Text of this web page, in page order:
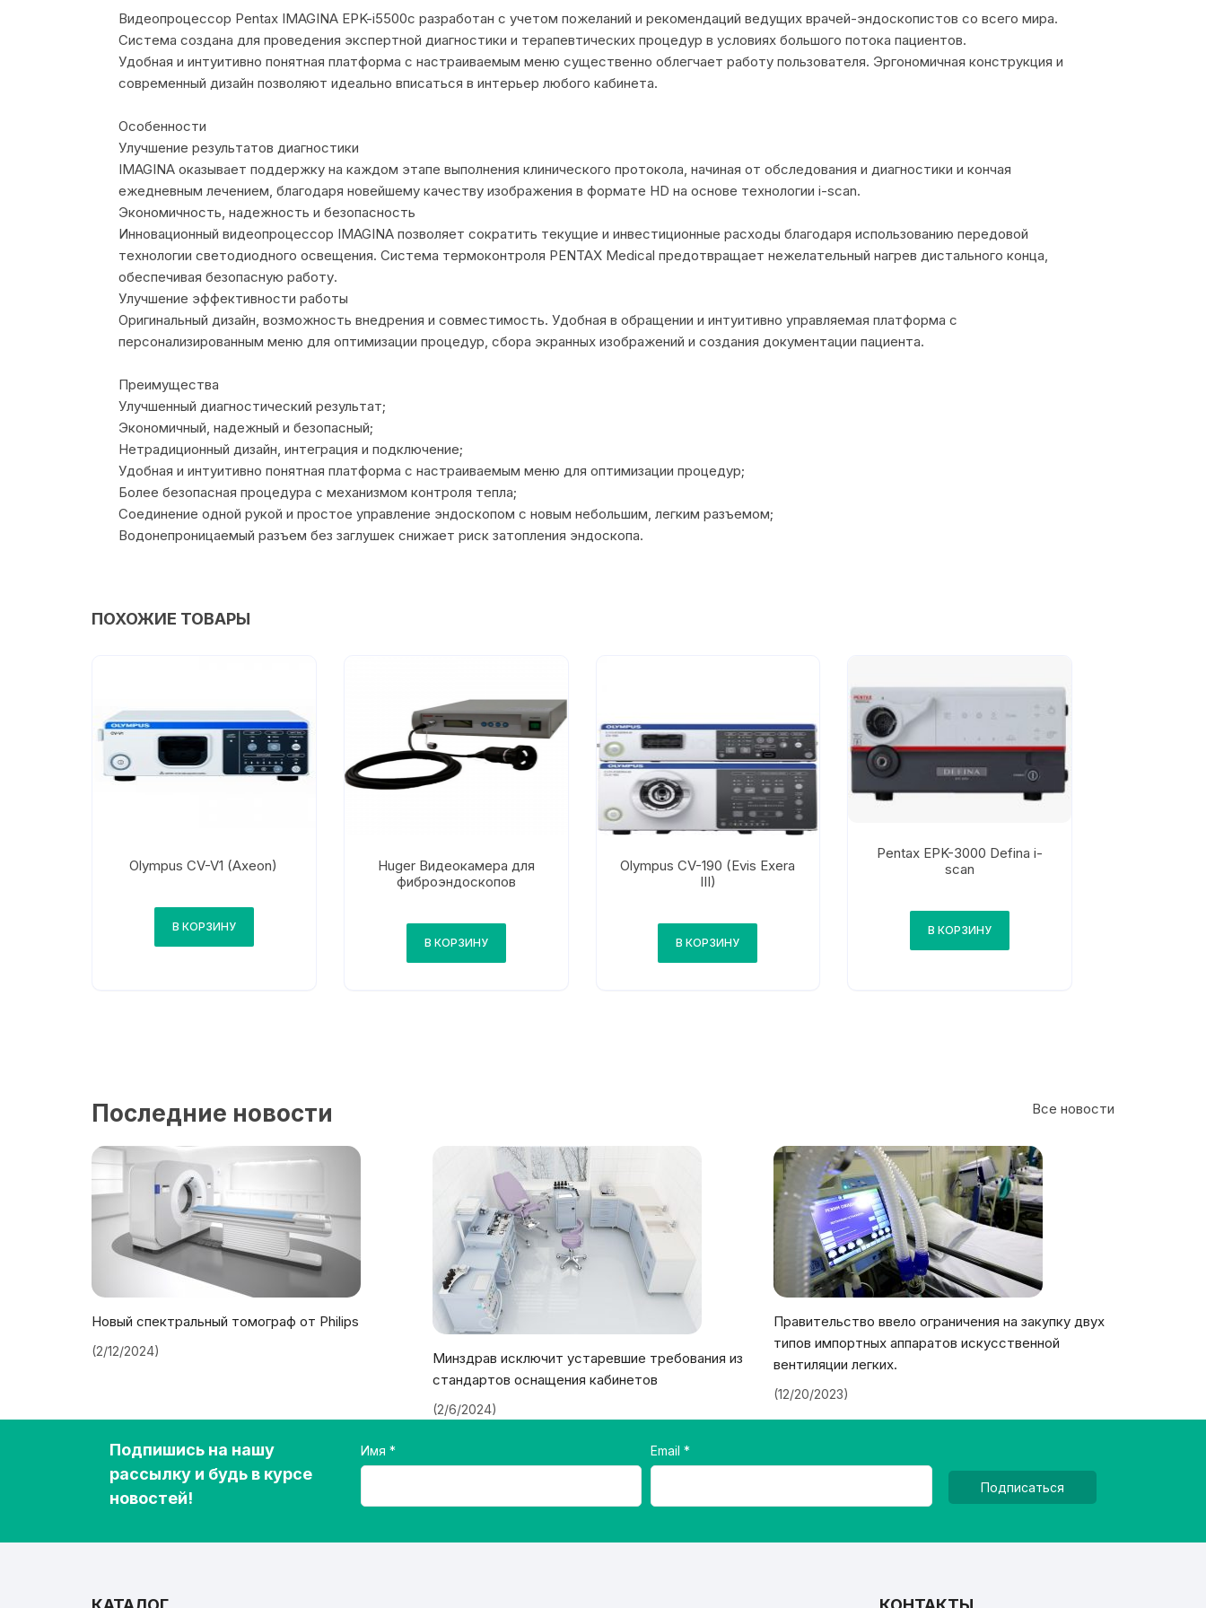
Видеопроцессор Pentax IMAGINA EPK-i5500c разработан с учетом пожеланий и рекомендаций ведущих врачей-эндоскопистов со всего мира.
Система создана для проведения экспертной диагностики и терапевтических процедур в условиях большого потока пациентов.
Удобная и интуитивно понятная платформа с настраиваемым меню существенно облегчает работу пользователя. Эргономичная конструкция и
современный дизайн позволяют идеально вписаться в интерьер любого кабинета.
Особенности
Улучшение результатов диагностики
IMAGINA оказывает поддержку на каждом этапе выполнения клинического протокола, начиная от обследования и диагностики и кончая
ежедневным лечением, благодаря новейшему качеству изображения в формате HD на основе технологии i-scan.
Экономичность, надежность и безопасность
Инновационный видеопроцессор IMAGINA позволяет сократить текущие и инвестиционные расходы благодаря использованию передовой
технологии светодиодного освещения. Система термоконтроля PENTAX Medical предотвращает нежелательный нагрев дистального конца,
обеспечивая безопасную работу.
Улучшение эффективности работы
Оригинальный дизайн, возможность внедрения и совместимость. Удобная в обращении и интуитивно управляемая платформа с
персонализированным меню для оптимизации процедур, сбора экранных изображений и создания документации пациента.
Преимущества
Улучшенный диагностический результат;
Экономичный, надежный и безопасный;
Нетрадиционный дизайн, интеграция и подключение;
Удобная и интуитивно понятная платформа с настраиваемым меню для оптимизации процедур;
Более безопасная процедура с механизмом контроля тепла;
Соединение одной рукой и простое управление эндоскопом с новым небольшим, легким разъемом;
Водонепроницаемый разъем без заглушек снижает риск затопления эндоскопа.
ПОХОЖИЕ ТОВАРЫ
Olympus CV-V1 (Axeon)
В КОРЗИНУ
Huger Видеокамера для
фиброэндоскопов
В КОРЗИНУ
Olympus CV-190 (Evis Exera
III)
В КОРЗИНУ
Pentax EPK-3000 Defina i-
scan
В КОРЗИНУ
Все новости
Последние новости
Новый спектральный томограф от Philips
(2/12/2024)
Минздрав исключит устаревшие требования из
стандартов оснащения кабинетов
(2/6/2024)
Правительство ввело ограничения на закупку двух
типов импортных аппаратов искусственной
вентиляции легких.
(12/20/2023)
Подпишись на нашу
рассылку и будь в курсе
новостей!
Имя Email
Подписаться